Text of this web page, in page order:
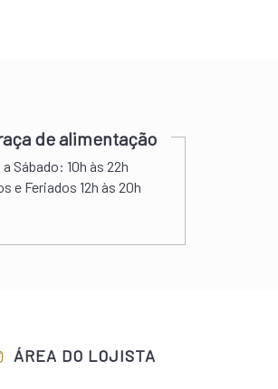
de alimentação
a Sábado: 10h às 22h
e Feriados 12h às 20h
ÁREA DO LOJISTA